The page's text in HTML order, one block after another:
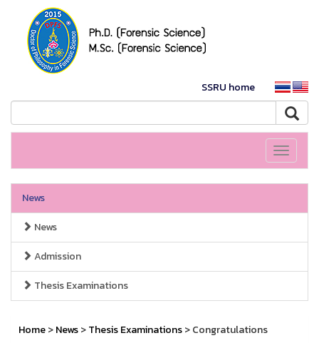
SSRU home
Toggle
News
News
Admission
Thesis Examinations
Home>News>Thesis Examinations> Congratulations